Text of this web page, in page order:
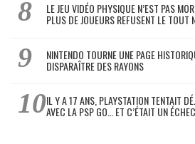
LE JEU VIDÉO PHYSIQUE N’EST PAS
PLUS DE JOUEURS REFUSENT LE TOUT
NINTENDO TOURNE UNE PAGE
DISPARAÎTRE DES RAYONS
IL Y A 17 ANS, PLAYSTATION TENTAIT
AVEC LA PSP GO… ET C’ÉTAIT UN ÉCHEC